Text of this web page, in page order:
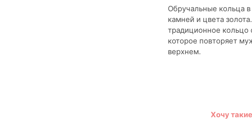
Обручальные кольца
камней и цвета
традиционное кольцо
которое повторяет
верхнем.
Хочу